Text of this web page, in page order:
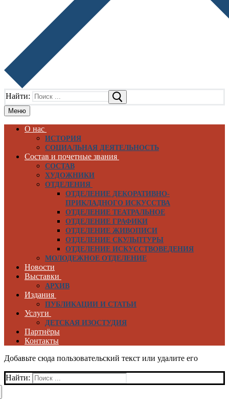
Найти:
Меню
О нас
ИСТОРИЯ
СОЦИАЛЬНАЯ ДЕЯТЕЛЬНОСТЬ
Состав и почетные звания
СОСТАВ
ХУДОЖНИКИ
ОТДЕЛЕНИЯ
ОТДЕЛЕНИЕ ДЕКОРАТИВНО-
ПРИКЛАДНОГО ИСКУССТВА
ОТДЕЛЕНИЕ ТЕАТРАЛЬНОЕ
ОТДЕЛЕНИЕ ГРАФИКИ
ОТДЕЛЕНИЕ ЖИВОПИСИ
ОТДЕЛЕНИЕ СКУЛЬПТУРЫ
ОТДЕЛЕНИЕ ИСКУССТВОВЕДЕНИЯ
МОЛОДЕЖНОЕ ОТДЕЛЕНИЕ
Новости
Выставки
АРХИВ
Издания
ПУБЛИКАЦИИ И СТАТЬИ
Услуги
ДЕТСКАЯ ИЗОСТУДИЯ
Партнёры
Контакты
Добавьте сюда пользовательский текст или удалите его
Найти: